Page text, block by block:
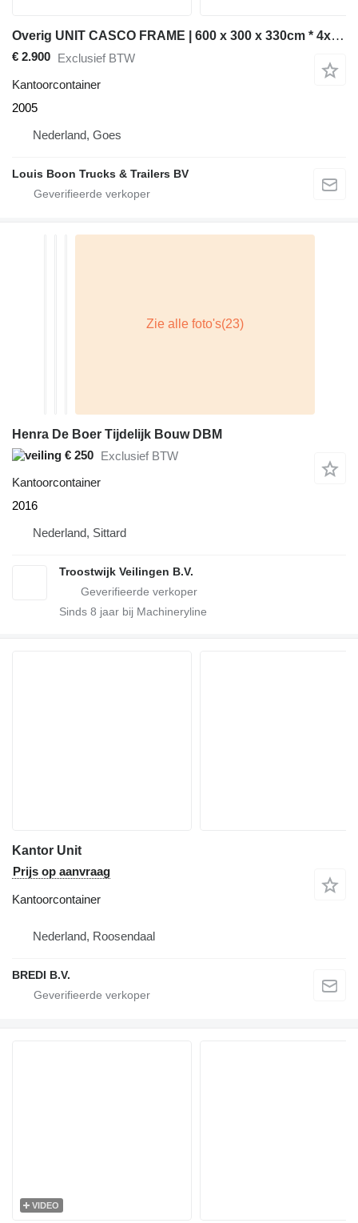
Overig UNIT CASCO FRAME | 600 x 300 x 330cm * 4x BESCHIKBAAR
€ 2.900 Exclusief BTW
Kantoorcontainer
2005
Nederland, Goes
Louis Boon Trucks & Trailers BV
Henra De Boer Tijdelijk Bouw DBM
€ 250 Exclusief BTW
Kantoorcontainer
2016
Nederland, Sittard
Troostwijk Veilingen B.V.
Sinds 8 jaar bij Machineryline
Kantor Unit
Prijs op aanvraag
Kantoorcontainer
Nederland, Roosendaal
BREDI B.V.
VIDEO